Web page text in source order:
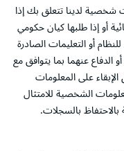
لدينا تتعلق بك إذا
أو إذا طلبها كيان حكومي
أو التعليمات الصادرة
عنهما بما يتوافق مع
على المعلومات
الشخصية للامتثال
بالسجلات.